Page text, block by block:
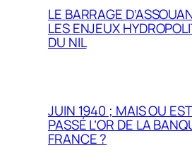
LE BARRAGE
LES ENJEUX
DU NIL
JUIN 1940 ; MAIS OU
PASSÉ L’OR DE LA
FRANCE ?